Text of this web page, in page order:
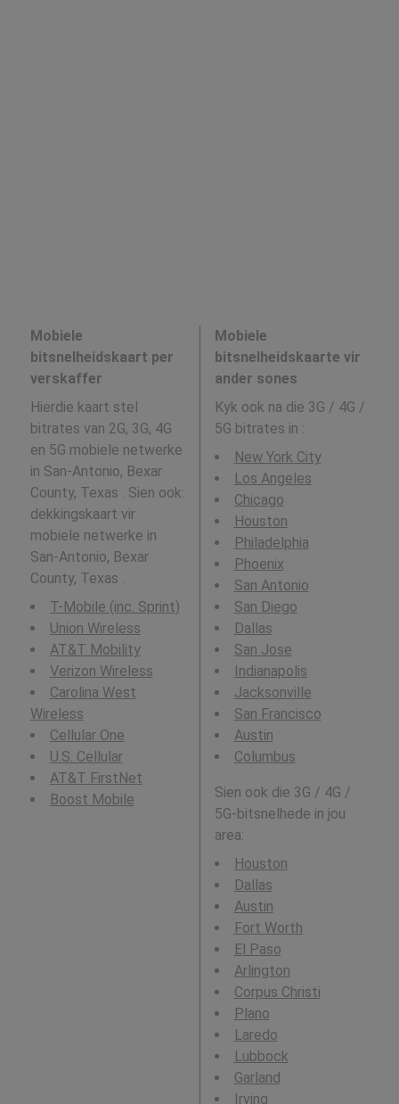
Mobiele
bitsnelheidskaart per
verskaffer
Hierdie kaart stel
bitrates van 2G, 3G, 4G
en 5G mobiele netwerke
in San-Antonio, Bexar
County, Texas . Sien ook:
dekkingskaart vir
mobiele netwerke in
San-Antonio, Bexar
County, Texas .
T-Mobile (inc. Sprint)
Union Wireless
AT&T Mobility
Verizon Wireless
Carolina West
Wireless
Cellular One
U.S. Cellular
AT&T FirstNet
Boost Mobile
Mobiele
bitsnelheidskaarte vir
ander sones
Kyk ook na die 3G / 4G /
5G bitrates in :
New York City
Los Angeles
Chicago
Houston
Philadelphia
Phoenix
San Antonio
San Diego
Dallas
San Jose
Indianapolis
Jacksonville
San Francisco
Austin
Columbus
Sien ook die 3G / 4G /
5G-bitsnelhede in jou
area:
Houston
Dallas
Austin
Fort Worth
El Paso
Arlington
Corpus Christi
Plano
Laredo
Lubbock
Garland
Irving